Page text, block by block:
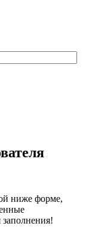
ниже форме,
заполнения!